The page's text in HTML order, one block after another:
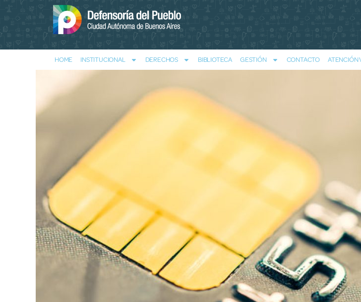
HOME INSTITUCIONAL DERECHOS BIBLIOTECA GESTIÓN CONTACTO ATENCIÓN